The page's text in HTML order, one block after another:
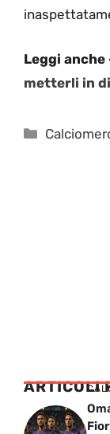
Leggi anche
metterli in
Categorie
ARTICOLI